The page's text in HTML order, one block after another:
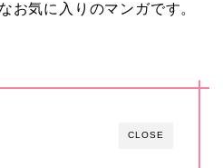
お気に入りのマンガです。
CLOSE